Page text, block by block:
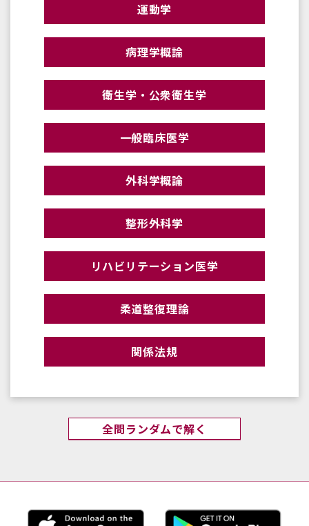
運動学
病理学概論
衛生学・公衆衛生学
一般臨床医学
外科学概論
整形外科学
リハビリテーション医学
柔道整復理論
関係法規
全問ランダムで解く